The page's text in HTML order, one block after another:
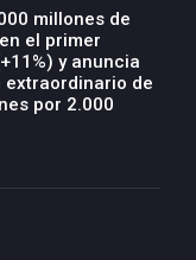
millones de
el primer
y anuncia
extraordinario de
por 2.000
modelo global